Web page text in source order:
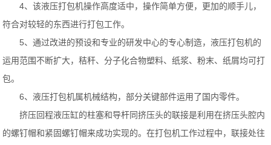
4、该液压打包机操作高度适中，操作简单方便，更加的顺手儿，
符合对较轻的东西进行打包工作。
5、通过改进的预设和专业的研发中心的专心制造，液压打包机的
运用范围不断扩大，秸秆、分子化合物塑料、纸浆、粉末、纸屑均可打
包。
6、液压打包机属机械结构，部分关键部件运用了国内零件。
挤压回程液压缸的柱塞和导杆同挤压头的联接是利用在挤压头腔内
的螺钉帽和紧固螺钉帽来成功实现的。在打包机工作过程中，联接处往